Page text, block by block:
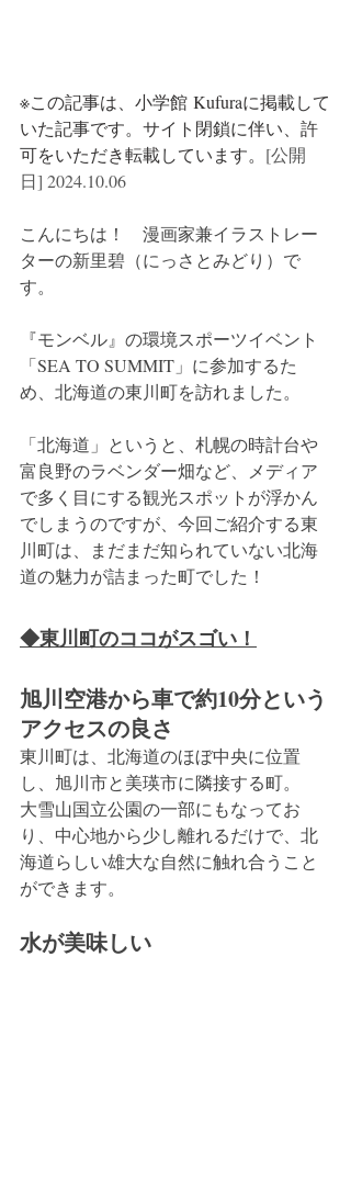
※この記事は、小学館 Kufuraに掲載して
いた記事です。サイト閉鎖に伴い、許
可をいただき転載しています。 [公開
日] 2024.10.06
こんにちは！　漫画家兼イラストレー
ターの新里碧（にっさとみどり）で
す。
『モンベル』の環境スポーツイベント
「SEA TO SUMMIT」に参加するた
め、北海道の東川町を訪れました。
「北海道」というと、札幌の時計台や
富良野のラベンダー畑など、メディア
で多く目にする観光スポットが浮かん
でしまうのですが、今回ご紹介する東
川町は、まだまだ知られていない北海
道の魅力が詰まった町でした！
◆東川町のココがスゴい！
旭川空港から車で約10分という
アクセスの良さ
東川町は、北海道のほぼ中央に位置
し、旭川市と美瑛市に隣接する町。
大雪山国立公園の一部にもなってお
り、中心地から少し離れるだけで、北
海道らしい雄大な自然に触れ合うこと
ができます。
水が美味しい